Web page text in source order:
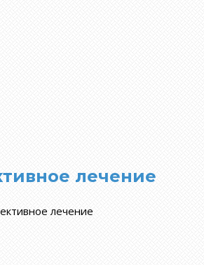
лечение
лечение